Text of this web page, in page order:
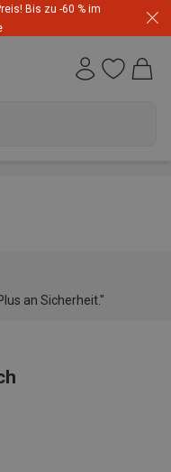
Bis zu -60 % im
an Sicherheit."